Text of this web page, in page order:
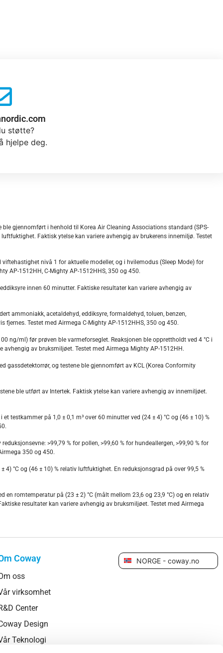
støtte?
hjelpe deg.
gjennomført i henhold til Korea Air Cleaning Associations standard (SPS-
Faktisk ytelse kan variere avhengig av brukerens innemiljø. Testet
viftehastighet nivå 1 for aktuelle modeller, og i hvilemodus (Sleep Mode) for
AP-1512HH, C-Mighty AP-1512HHS, 350 og 450.
innen 60 minutter. Faktiske resultater kan variere avhengig av
ammoniakk, acetaldehyd, eddiksyre, formaldehyd, toluen, benzen,
fjernes. Testet med Airmega C-Mighty AP-1512HHS, 350 og 450.
ng/ml) før prøven ble varmeforseglet. Reaksjonen ble opprettholdt ved 4 °C i
avhengig av bruksmiljøet. Testet med Airmega Mighty AP-1512HH.
gassdetektorrør, og testene ble gjennomført av KCL (Korea Conformity
ble utført av Intertek. Faktisk ytelse kan variere avhengig av innemiljøet.
testkammer på 1,0 ± 0,1 m³ over 60 minutter ved (24 ± 4) °C og (46 ± 10) %
>99,79 % for pollen, >99,60 % for hundeallergen, >99,90 % for
350 og 450.
°C og (46 ± 10) % relativ luftfuktighet. En reduksjonsgrad på over 99,5 %
romtemperatur på (23 ± 2) °C (målt mellom 23,6 og 23,9 °C) og en relativ
resultater kan variere avhengig av bruksmiljøet. Testet med Airmega
Coway
oss
virksomhet
Center
Design
Teknologi
NORGE - coway.no